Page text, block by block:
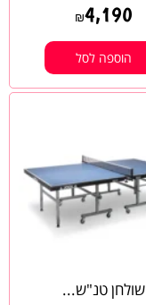
₪4,190
הוספה לסל
שולחן טנ"ש...